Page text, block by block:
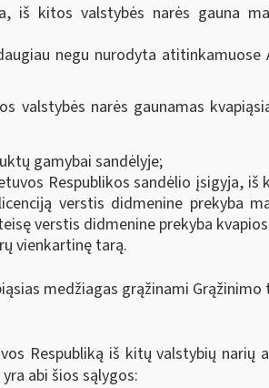
iš kitos valstybės narės gauna
negu nurodyta
valstybės narės gaunamas
gamybai sandėlyje;
Respublikos sandėlio įsigyja,
verstis didmenine prekyba
verstis didmenine prekyba
vienkartinę tarą.
medžiagas grąžinami
Respubliką iš kitų valstybių
abi šios sąlygos: